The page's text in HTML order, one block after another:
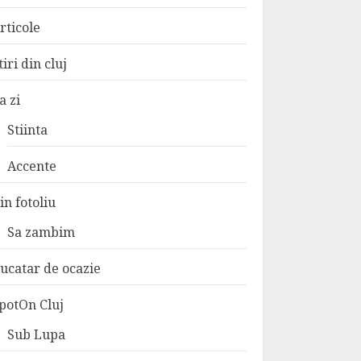
din cluj
zi
Stiinta
Accente
fotoliu
Sa zambim
de ocazie
Cluj
Sub Lupa